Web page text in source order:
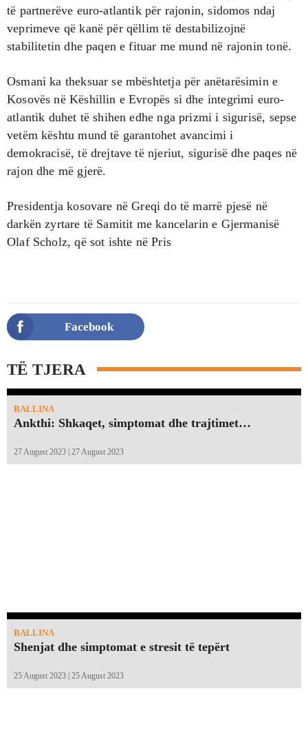
të partnerëve euro-atlantik për rajonin, sidomos ndaj
veprimeve që kanë për qëllim të destabilizojnë
stabilitetin dhe paqen e fituar me mund në rajonin tonë.
Osmani ka theksuar se mbështetja për anëtarësimin e
Kosovës në Këshillin e Evropës si dhe integrimi euro-
atlantik duhet të shihen edhe nga prizmi i sigurisë, sepse
vetëm kështu mund të garantohet avancimi i
demokracisë, të drejtave të njeriut, sigurisë dhe paqes në
rajon dhe më gjerë.
Presidentja kosovare në Greqi do të marrë pjesë në
darkën zyrtare të Samitit me kancelarin e Gjermanisë
Olaf Scholz, që sot ishte në Pris
Facebook
TË TJERA
BALLINA
Ankthi: Shkaqet, simptomat dhe trajtimet…
27 August 2023 | 27 August 2023
BALLINA
Shenjat dhe simptomat e stresit të tepërt
25 August 2023 | 25 August 2023